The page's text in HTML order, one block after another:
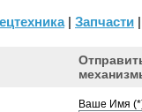
| Запчасти
Ваше Имя